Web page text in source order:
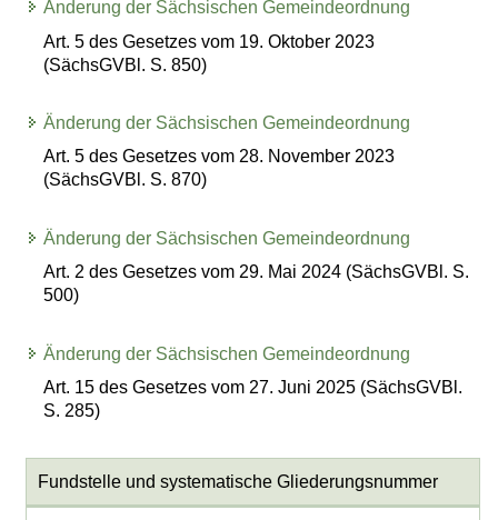
Änderung der Sächsischen Gemeindeordnung
Art. 5 des Gesetzes vom 19. Oktober 2023
(SächsGVBl. S. 850)
Änderung der Sächsischen Gemeindeordnung
Art. 5 des Gesetzes vom 28. November 2023
(SächsGVBl. S. 870)
Änderung der Sächsischen Gemeindeordnung
Art. 2 des Gesetzes vom 29. Mai 2024 (SächsGVBl. S.
500)
Änderung der Sächsischen Gemeindeordnung
Art. 15 des Gesetzes vom 27. Juni 2025 (SächsGVBl.
S. 285)
Fundstelle und systematische Gliederungsnummer